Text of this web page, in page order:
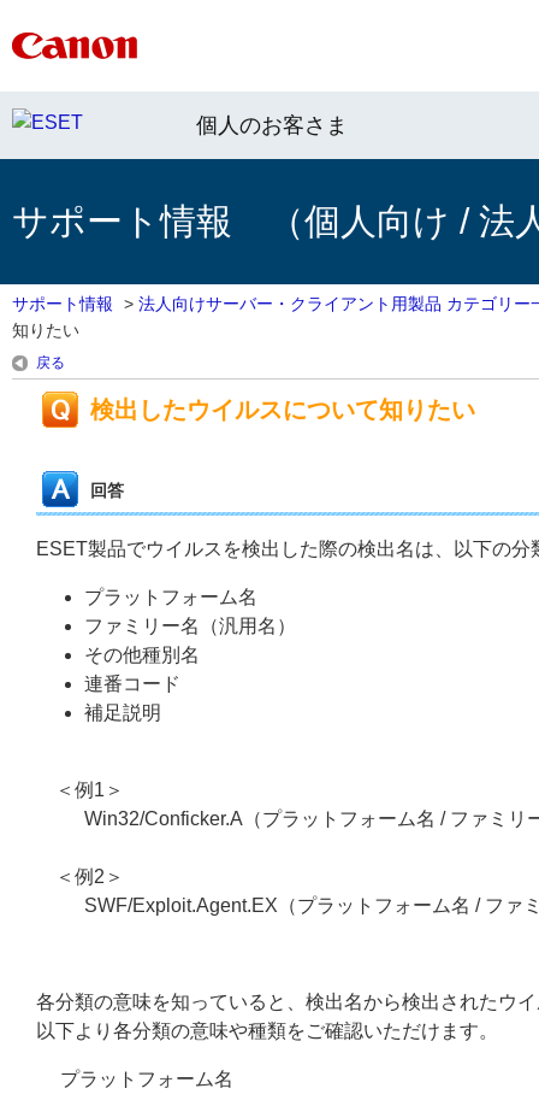
個人のお客さま
サポート情報 （個人向け / 法
サポート情報 > 法人向けサーバー・クライアント用製品 カテゴリー
知りたい
戻る
検出したウイルスについて知りたい
回答
ESET製品でウイルスを検出した際の検出名は、以下の
プラットフォーム名
ファミリー名（汎用名）
その他種別名
連番コード
補足説明
＜例1＞
Win32/Conficker.A（プラットフォーム名 / ファミリ
＜例2＞
SWF/Exploit.Agent.EX（プラットフォーム名 / ファ
各分類の意味を知っていると、検出名から検出されたウ
以下より各分類の意味や種類をご確認いただけます。
プラットフォーム名